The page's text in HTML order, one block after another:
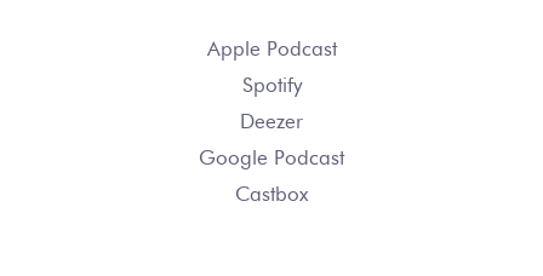
Apple Podcast
Spotify
Deezer
Google Podcast
Castbox